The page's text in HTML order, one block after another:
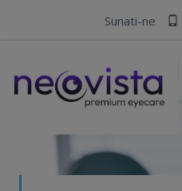
Sunati-ne